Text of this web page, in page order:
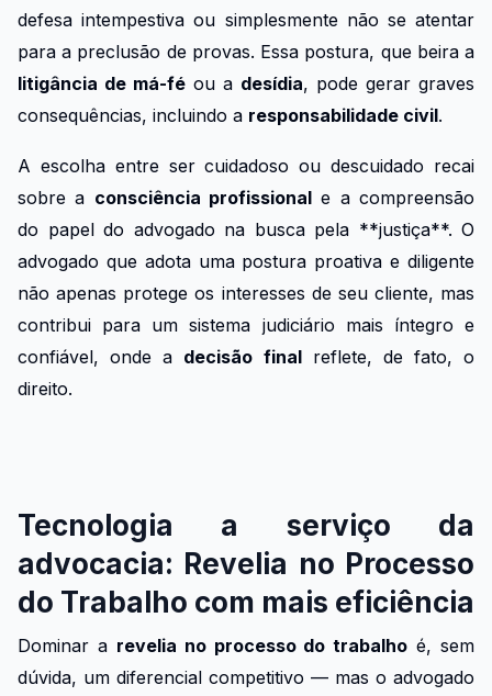
defesa intempestiva ou simplesmente não se atentar
para a preclusão de provas. Essa postura, que beira a
litigância de má-fé ou a desídia, pode gerar graves
consequências, incluindo a responsabilidade civil.
A escolha entre ser cuidadoso ou descuidado recai
sobre a consciência profissional e a compreensão
do papel do advogado na busca pela **justiça**. O
advogado que adota uma postura proativa e diligente
não apenas protege os interesses de seu cliente, mas
contribui para um sistema judiciário mais íntegro e
confiável, onde a decisão finalreflete, de fato, o
direito.
Tecnologia a serviço da
advocacia: Revelia no Processo
do Trabalho com mais eficiência
Dominar a revelia no processo do trabalho é, sem
dúvida, um diferencial competitivo — mas o advogado